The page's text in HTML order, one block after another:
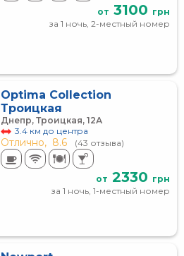
от 3100 грн
за 1 ночь, 2-местный номер
Optima Collection
Троицкая
Днепр, Троицкая, 12А
3.4 км до центра
Отлично, 8.6 (43 отзыва)
от 2330 грн
за 1 ночь, 1-местный номер